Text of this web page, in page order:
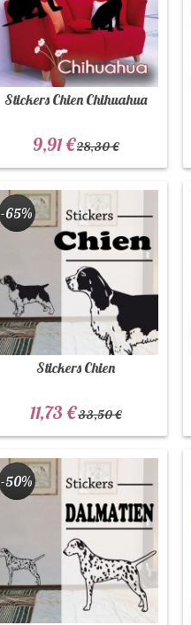
Stickers Chien Chihuahua
9,91 €28,30 €
Stickers Chien
-65%
11,73 €33,50 €
-50%